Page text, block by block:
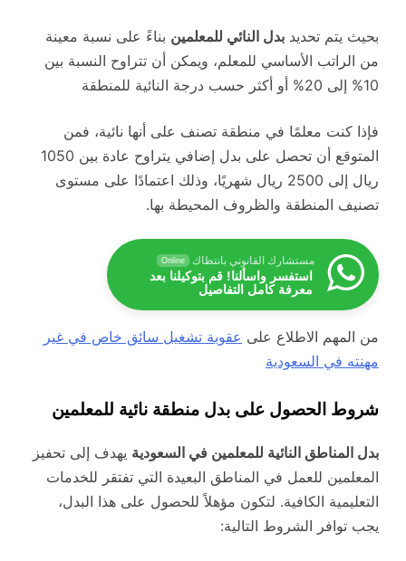
بحيث يتم تحديد بدل النائي للمعلمين بناءً على نسبة معينة
من الراتب الأساسي للمعلم، ويمكن أن تتراوح النسبة بين
10% إلى 20% أو أكثر حسب درجة النائية للمنطقة
ف​إذا كنت معلمًا في منطقة تصنف على أنها نائية، فمن
المتوقع أن تحصل على بدل إضافي يتراوح عادة بين 1050
ريال إلى 2500 ريال شهريًا، وذلك اعتمادًا على مستوى
تصنيف المنطقة والظروف المحيطة بها.
مستشارك القانوني بانتظاك Online
استفسر واسألنا! قم بتوكيلنا بعد
معرفة كامل التفاصيل
من المهم الاطلاع على عقوبة تشغيل سائق خاص في غير
مهنته في السعودية
شروط الحصول على بدل منطقة نائية للمعلمين
بدل المناطق النائية للمعلمين في السعودية يهدف إلى تحفيز
المعلمين للعمل في المناطق البعيدة التي تفتقر للخدمات
التعليمية الكافية. لتكون مؤهلاً للحصول على هذا البدل،
يجب توافر الشروط التالية: